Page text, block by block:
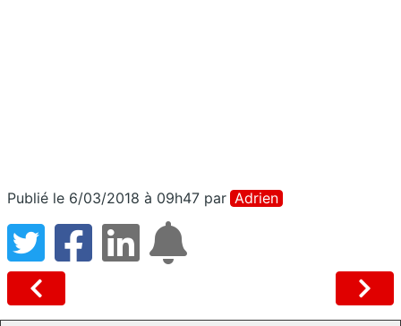
Publié le 6/03/2018 à 09h47 par Adrien